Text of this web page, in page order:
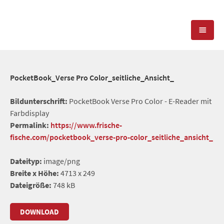
POSITIONIERUNG
REFERENZEN
STANDORT & KONTAKT
PRESSESERVICE
PocketBook_Verse Pro Color_seitliche_Ansicht_
Bildunterschrift: PocketBook Verse Pro Color - E-Reader mit
Farbdisplay
Permalink: https://www.frische-
fische.com/pocketbook_verse-pro-color_seitliche_ansicht_
Dateityp: image/png
Breite x Höhe: 4713 x 249
Dateigröße: 748 kB
DOWNLOAD